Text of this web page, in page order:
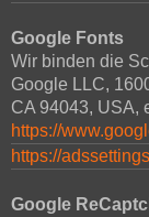
Google Fonts
Wir binden die
Google LLC,
CA 94043, USA,
https://
https://
Google